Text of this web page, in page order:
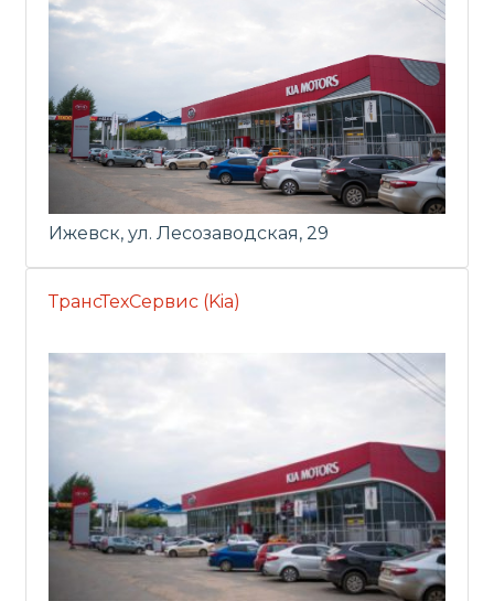
Ижевск, ул. Лесозаводская, 29
ТрансТехСервис (Kia)